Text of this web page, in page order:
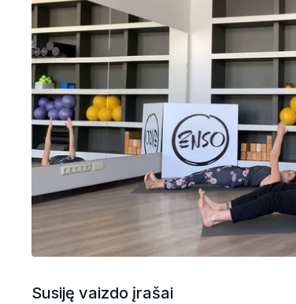
Susiję vaizdo įrašai